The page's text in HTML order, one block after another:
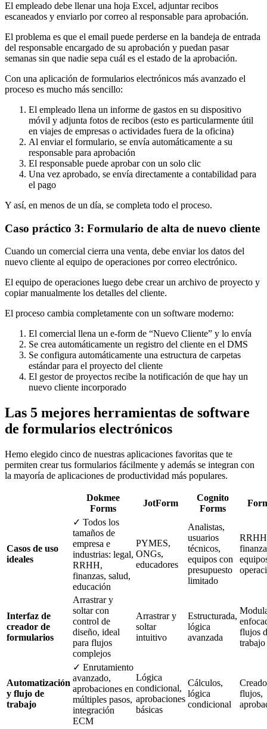
El empleado debe llenar una hoja Excel, adjuntar recibos
escaneados y enviarlo por correo al responsable para aprobación.
El problema es que el email puede perderse en la bandeja de entrada
del responsable encargado de su aprobación y puedan pasar
semanas sin que nadie sepa cuál es el estado de la aprobación.
Con una aplicación de formularios electrónicos más avanzado el
proceso es mucho más sencillo:
El empleado llena un informe de gastos en su dispositivo
móvil y adjunta fotos de recibos (esto es particularmente útil
en viajes de empresas o actividades fuera de la oficina)
Al enviar el formulario, se envía automáticamente a su
responsable para aprobación
El responsable puede aprobar con un solo clic
Una vez aprobado, se envía directamente a contabilidad para
el pago
Y así, en menos de un día, se completa todo el proceso.
Caso práctico 3: Formulario de alta de nuevo cliente
Cuando un comercial cierra una venta, debe enviar los datos del
nuevo cliente al equipo de operaciones por correo electrónico.
El equipo de operaciones luego debe crear un archivo de proyecto y
copiar manualmente los detalles del cliente.
El proceso cambia completamente con un software moderno:
El comercial llena un e-form de “Nuevo Cliente” y lo envía
Se crea automáticamente un registro del cliente en el DMS
Se configura automáticamente una estructura de carpetas
estándar para el proyecto del cliente
El gestor de proyectos recibe la notificación de que hay un
nuevo cliente incorporado
Las 5 mejores herramientas de software
de formularios electrónicos
Hemo elegido cinco de nuestras aplicaciones favoritas que te
permiten crear tus formularios fácilmente y además se integran con
la mayoría de aplicaciones de productividad más populares.
Dokmee
Forms
JotForm
Cognito
Forms
Casos de uso
ideales
✓ Todos los
tamaños de
empresa e
industrias: legal,
RRHH,
finanzas, salud,
educación
PYMES,
ONGs,
educadores
Analistas,
usuarios
técnicos,
equipos con
presupuesto
limitado
Interfaz de
creador de
formularios
Arrastrar y
soltar con
control de
diseño, ideal
para flujos
complejos
Arrastrar y
soltar
intuitivo
Estructurada,
lógica
avanzada
flujos
trabajo
Automatización
y flujo de
trabajo
✓ Enrutamiento
avanzado,
aprobaciones en
múltiples pasos,
integración
ECM
Lógica
condicional,
aprobaciones
básicas
Cálculos,
lógica
condicional
flujos,